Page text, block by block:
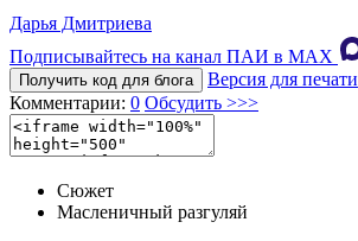
Дарья Дмитриева
Подписывайтесь на канал ПАИ в MAХ
Получить код для блога
Версия для печати
Комментарии: 0 Обсудить >>>
Сюжет
Масленичный разгуляй